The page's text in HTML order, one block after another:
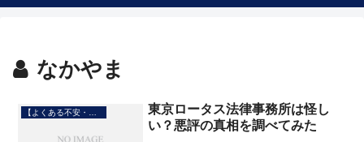
なかやま
東京ロータス法律事務所は怪し
い？悪評の真相を調べてみた